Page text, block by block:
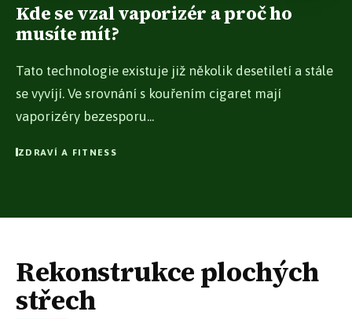
Kde se vzal vaporizér a proč ho
musíte mít?
Tato technologie existuje již několik desetiletí a stále
se vyvíjí. Ve srovnání s kouřením cigaret mají
vaporizéry bezesporu...
ZDRAVÍ A FITNESS
Rekonstrukce plochých
střech